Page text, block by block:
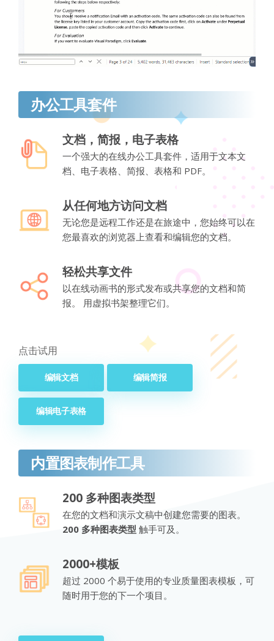
办公工具套件
文档，简报，电子表格
一个强大的在线办公工具套件，适用于文本文
档、电子表格、简报、表格和 PDF。
从任何地方访问文档
无论您是远程工作还是在旅途中，您始终可以在
您最喜欢的浏览器上查看和编辑您的文档。
轻松共享文件
以在线动画书的形式发布或共享您的文档和简
报。 用虚拟书架整理它们。
点击试用
编辑文档 编辑简报
编辑电子表格
内置图表制作工具
200 多种图表类型
在您的文档和演示文稿中创建您需要的图表。
200 多种图表类型 触手可及。
2000+模板
超过 2000 个易于使用的专业质量图表模板，可
随时用于您的下一个项目。